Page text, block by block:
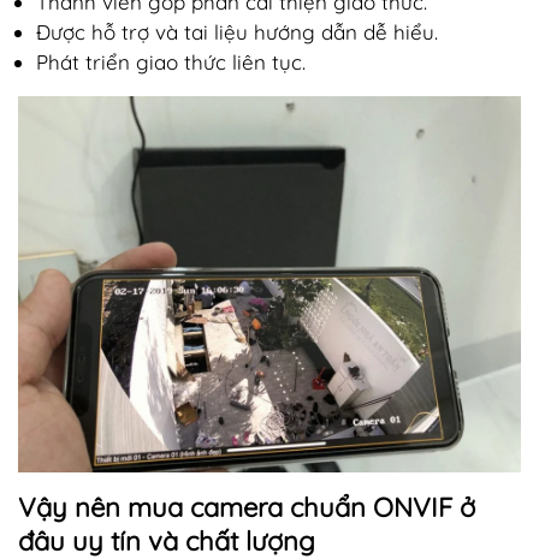
Được hỗ trợ và tai liệu hướng dẫn dễ hiểu.
Phát triển giao thức liên tục.
Vậy nên mua camera chuẩn ONVIF ở
đâu uy tín và chất lượng